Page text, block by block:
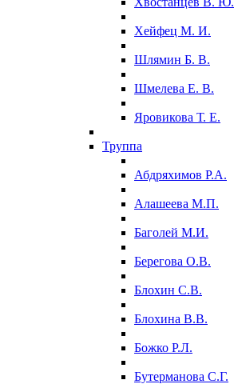
Хейфец М. И.
Шлямин Б. В.
Шмелева Е. В.
Яровикова Т. Е.
Труппа
Абдряхимов Р.А.
Алашеева М.П.
Баголей М.И.
Берегова О.В.
Блохин С.В.
Блохина В.В.
Божко Р.Л.
Бутерманова С.Г.